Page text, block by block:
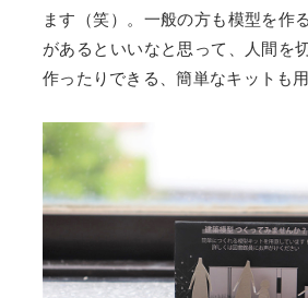
ます（笑）。一般の方も模型を作
があるといいなと思って、人間を
作ったりできる、簡単なキットも